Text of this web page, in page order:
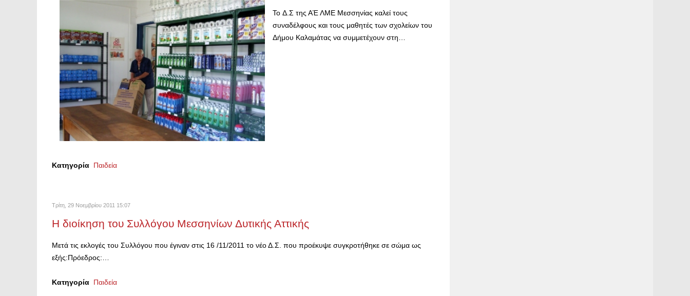
To Δ.Σ της ΑΈ ΛΜΕ Μεσσηνίας καλεί τους
συναδέλφους και τους μαθητές των σχολείων του
Δήμου Καλαμάτας να συμμετέχουν στη…
Κατηγορία Παιδεία
Τρίτη, 29 Νοεμβρίου 2011 15:07
Η διοίκηση του Συλλόγου Μεσσηνίων Δυτικής Αττικής
Μετά τις εκλογές του Συλλόγου που έγιναν στις 16 /11/2011 το νέο Δ.Σ. που προέκυψε συγκροτήθηκε σε σώμα ως
εξής:Πρόεδρος:…
Κατηγορία Παιδεία